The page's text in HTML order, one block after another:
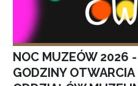
NOC MUZEÓW 2026 -
GODZINY OTWARCIA